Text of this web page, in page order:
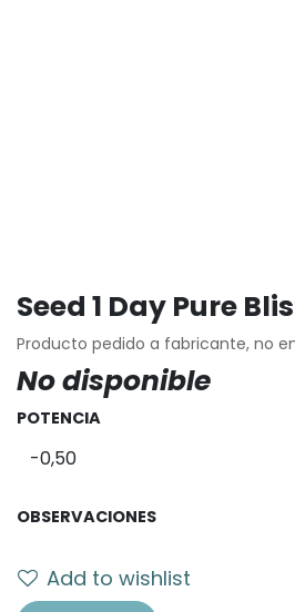
Seed 1 Day Pure
Producto pedido a fabricante, no
No disponible
POTENCIA
OBSERVACIONES
Add to wishlist